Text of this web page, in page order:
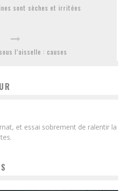
sont sèches et irritées
l’aisselle : causes
et essai sobrement de ralentir la